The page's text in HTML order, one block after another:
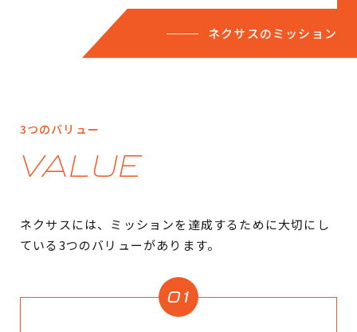
ネクサスのミッション
3つのバリュー
VALUE
ネクサスには、ミッションを達成するために大切にし
ている3つのバリューがあります。
01